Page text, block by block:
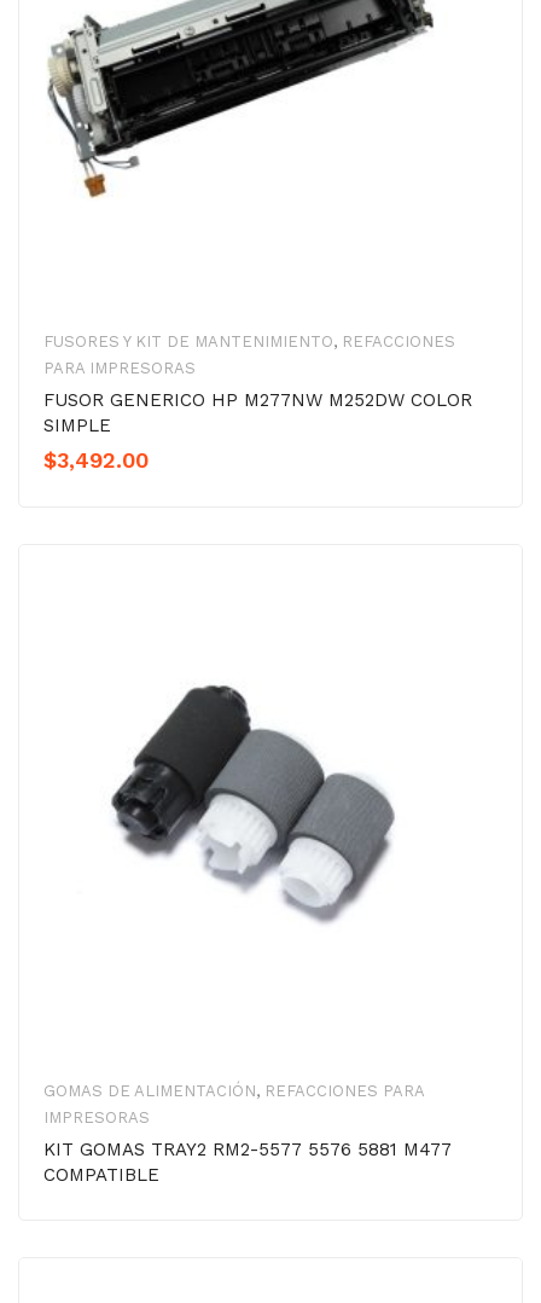
FUSORES Y KIT DE MANTENIMIENTO, REFACCIONES
PARA IMPRESORAS
FUSOR GENERICO HP M277NW M252DW COLOR
SIMPLE
$3,492.00
GOMAS DE ALIMENTACIÓN, REFACCIONES PARA
IMPRESORAS
KIT GOMAS TRAY2 RM2-5577 5576 5881 M477
COMPATIBLE